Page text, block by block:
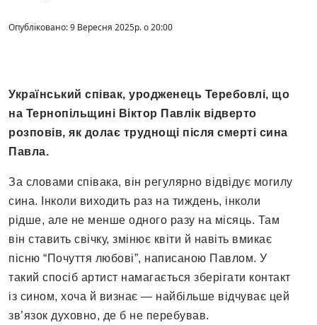
Опубліковано: 9 Вересня 2025р. о 20:00
Український співак, уродженець Теребовлі, що
на Тернопільщині Віктор Павлік відверто
розповів, як долає труднощі після смерті сина
Павла.
За словами співака, він регулярно відвідує могилу
сина. Інколи виходить раз на тиждень, інколи
рідше, але не менше одного разу на місяць. Там
він ставить свічку, змінює квіти й навіть вмикає
пісню “Почуття любові”, написаною Павлом. У
такий спосіб артист намагається зберігати контакт
із сином, хоча й визнає — найбільше відчуває цей
зв’язок духовно, де б не перебував.